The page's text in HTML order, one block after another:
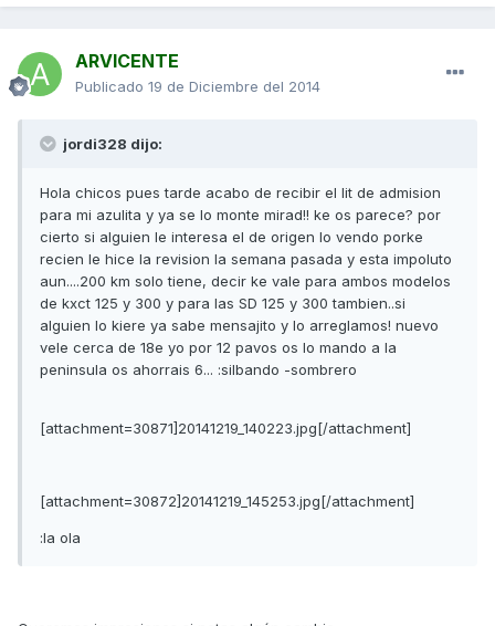
ARVICENTE
Publicado 19 de Diciembre del 2014
jordi328 dijo:
Hola chicos pues tarde acabo de recibir el lit de admision
para mi azulita y ya se lo monte mirad!! ke os parece? por
cierto si alguien le interesa el de origen lo vendo porke
recien le hice la revision la semana pasada y esta impoluto
aun....200 km solo tiene, decir ke vale para ambos modelos
de kxct 125 y 300 y para las SD 125 y 300 tambien..si
alguien lo kiere ya sabe mensajito y lo arreglamos! nuevo
vele cerca de 18e yo por 12 pavos os lo mando a la
peninsula os ahorrais 6... :silbando -sombrero
[attachment=30871]20141219_140223.jpg[/attachment]
[attachment=30872]20141219_145253.jpg[/attachment]
:la ola